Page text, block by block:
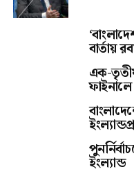
বার্তায়
এক-
ফাইনালে
ইংল্যান্ড